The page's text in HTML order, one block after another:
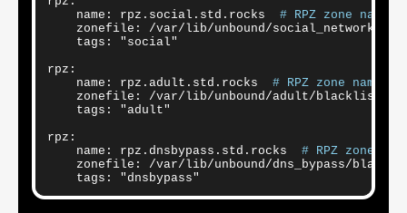
    name: rpz.social.std.rocks
# RPZ zone name
zonefile: /var/lib/unbound/social_networks/
    tags: "social"
rpz:
    name: rpz.adult.std.rocks
# RPZ zone name
zonefile: /var/lib/unbound/adult/
    tags: "adult"
rpz:
    name: rpz.dnsbypass.std.rocks
# RPZ zone
zonefile: /var/lib/unbound/dns_bypass/
    tags: "dnsbypass"